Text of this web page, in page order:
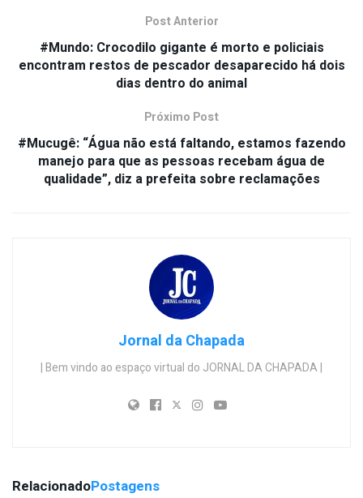
Post Anterior
#Mundo: Crocodilo gigante é morto e policiais
encontram restos de pescador desaparecido há dois
dias dentro do animal
Próximo Post
#Mucugê: “Água não está faltando, estamos fazendo
manejo para que as pessoas recebam água de
qualidade”, diz a prefeita sobre reclamações
Jornal da Chapada
| Bem vindo ao espaço virtual do JORNAL DA CHAPADA |
RelacionadoPostagens